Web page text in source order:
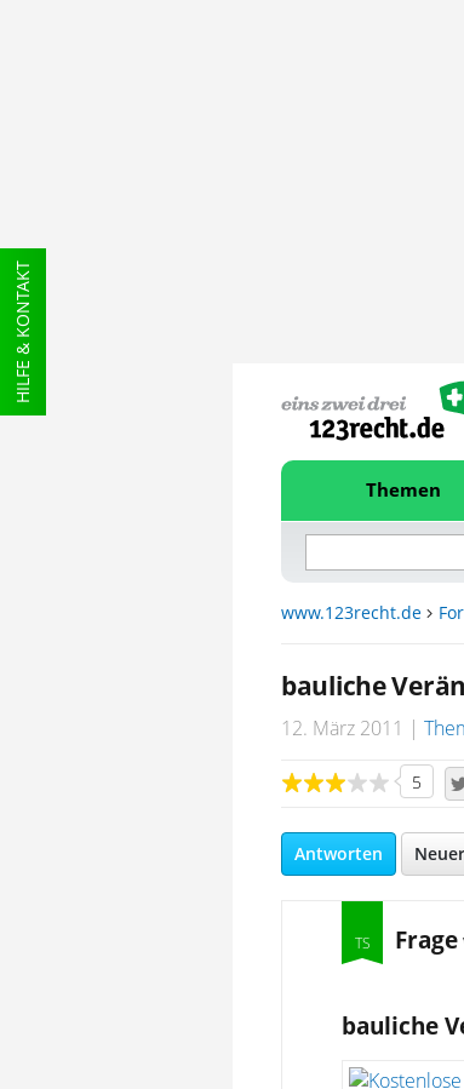
HILFE & KONTAKT
Themen
www.123recht.de
bauliche
12. März 2011
5
Antworten
Frage
bauliche